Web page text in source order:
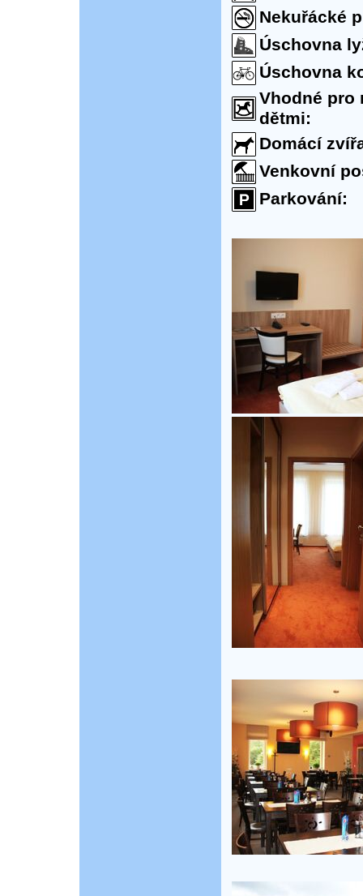
Nekuřácké
Úschovna
Úschovna
Vhodné pro
dětmi:
Domácí
Venkovní
Parkování: